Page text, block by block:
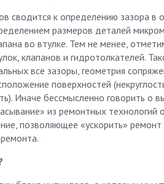
сводится к определению зазора в
размеров деталей
во втулке. Тем не менее,
клапанов и гидротолкателей.
все зазоры, геометрия
поверхностей
Иначе бессмысленно говорить о
из ремонтных
позволяющее «ускорить»